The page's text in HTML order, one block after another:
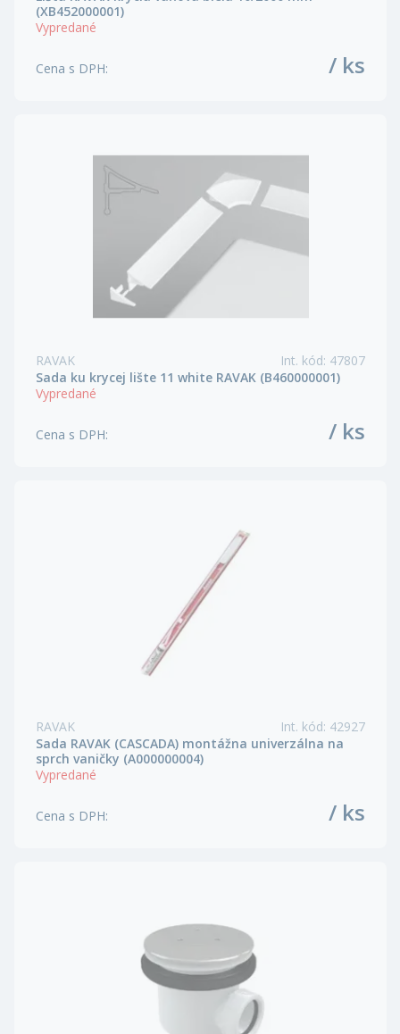
(XB452000001)
Vypredané
Cena s DPH: / ks
RAVAK Int. kód: 47807
Sada ku krycej lište 11 white RAVAK (B460000001)
Vypredané
Cena s DPH: / ks
RAVAK Int. kód: 42927
Sada RAVAK (CASCADA) montážna univerzálna na
sprch vaničky (A000000004)
Vypredané
Cena s DPH: / ks